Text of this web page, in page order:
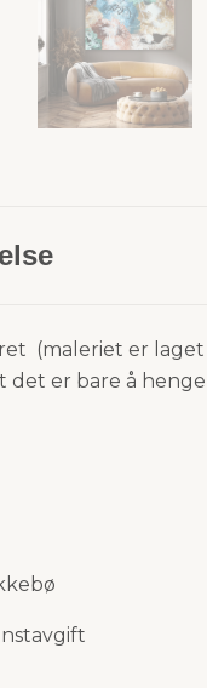
(maleriet er
det er bare å